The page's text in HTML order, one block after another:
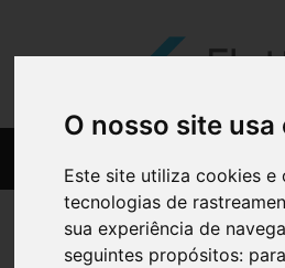
O nosso site
Este site utiliza cookies e
tecnologias de
sua experiência de
seguintes propósitos: